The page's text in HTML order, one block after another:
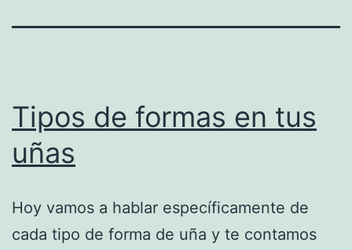
Tipos de formas en tus
uñas
Hoy vamos a hablar específicamente de
cada tipo de forma de uña y te contamos